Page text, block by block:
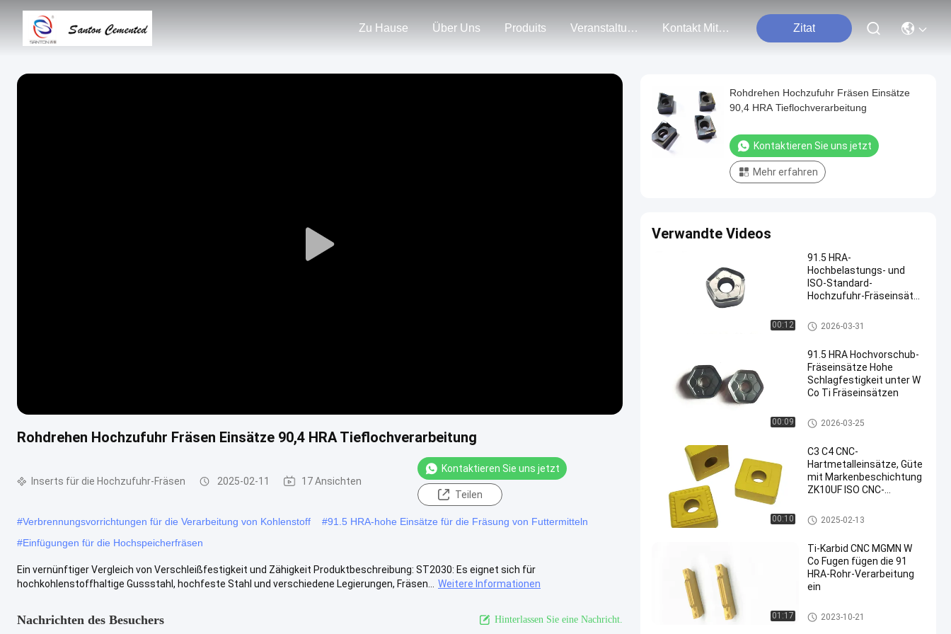
Zu Hause Über Uns Produits Veranstaltungen Kontakt Mit Uns Zitat
Play
Rohdrehen Hochzufuhr Fräsen Einsätze 90,4 HRA Tieflochverarbeitung
Inserts für die Hochzufuhr-Fräsen 2025-02-11 17 Ansichten
Kontaktieren Sie uns jetzt
Teilen
#Verbrennungsvorrichtungen für die Verarbeitung von Kohlenstoff #91.5 HRA-hohe Einsätze für die Fräsung von Futtermitteln
#Einfügungen für die Hochspeicherfräsen
Ein vernünftiger Vergleich von Verschleißfestigkeit und Zähigkeit Produktbeschreibung: ST2030: Es eignet sich für
hochkohlenstoffhaltige Gussstahl, hochfeste Stahl und verschiedene Legierungen, Fräsen...
Weitere Informationen
Nachrichten des Besuchers Hinterlassen Sie eine Nachricht.
Rohdrehen Hochzufuhr Fräsen Einsätze
90,4 HRA Tieflochverarbeitung
Kontaktieren Sie uns jetzt
Mehr erfahren
Verwandte Videos
00:12
91.5 HRA-
Hochbelastungs- und
ISO-Standard-
Hochzufuhr-Fräseinsätze
Fräsen
Inserts für die Hochzufuhr-Frä
sen
2026-03-31
00:09
91.5 HRA Hochvorschub-
Fräseinsätze Hohe
Schlagfestigkeit unter W
Co Ti Fräseinsätzen
Inserts für die Hochzufuhr-Frä
sen
2026-03-25
00:10
C3 C4 CNC-
Hartmetalleinsätze, Güte
mit Markenbeschichtung
ZK10UF ISO CNC-
Cnc-Hartmetalleinsätze
2025-02-13
01:17
Ti-Karbid CNC MGMN W
Co Fugen fügen die 91
HRA-Rohr-Verarbeitung
ein
Cnc-Hartmetalleinsätze
2023-10-21